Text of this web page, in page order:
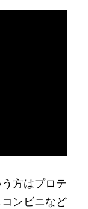
方はプロテ
ンビニなど